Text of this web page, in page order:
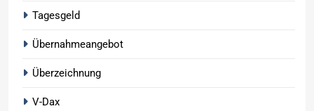
Tagesgeld
Übernahmeangebot
Überzeichnung
V-Dax